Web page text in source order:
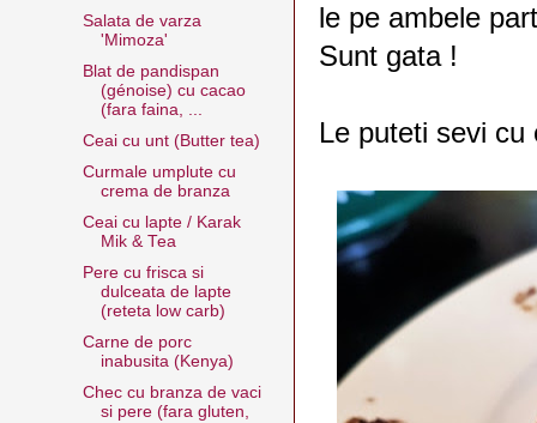
le pe ambele
Sunt gata !
Le puteti sevi cu
Salata de varza
'Mimoza'
Blat de pandispan
(génoise) cu cacao
(fara faina, ...
Ceai cu unt (Butter tea)
Curmale umplute cu
crema de branza
Ceai cu lapte / Karak
Mik & Tea
Pere cu frisca si
dulceata de lapte
(reteta low carb)
Carne de porc
inabusita (Kenya)
Chec cu branza de vaci
si pere (fara gluten,